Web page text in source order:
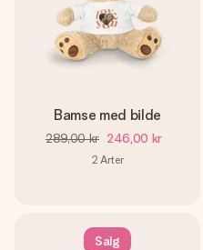
Bamse med bilde
289,00 kr 246,00 kr
2 Arter
Salg